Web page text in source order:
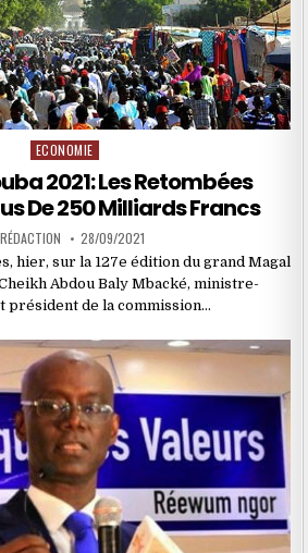
Posted
ECONOMIE
2021: Les Retombées
De 250 Milliards Francs
28/09/2021
hier, sur la 127e édition du grand Magal
Abdou Baly Mbacké, ministre-
président de la commission…